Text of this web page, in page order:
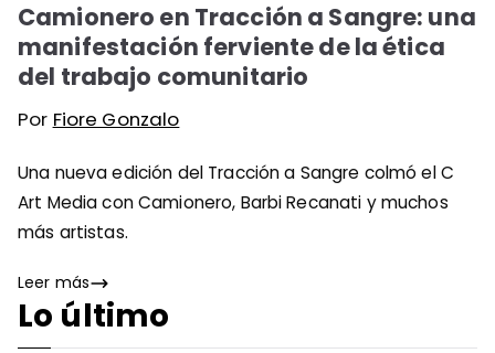
Camionero en Tracción a Sangre: una
manifestación ferviente de la ética
del trabajo comunitario
Por Fiore Gonzalo
Una nueva edición del Tracción a Sangre colmó el C
Art Media con Camionero, Barbi Recanati y muchos
más artistas.
Leer más
Lo último